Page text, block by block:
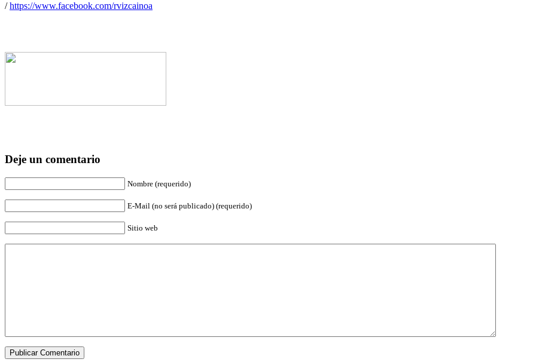
/https://www.facebook.com/rvizcainoa
Deje un comentario
Nombre (requerido)
E-Mail (no será publicado) (requerido)
Sitio web